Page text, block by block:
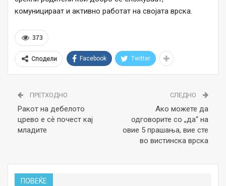
комуницираат и активно работат на својата врска.
373
Сподели Facebook Twitter
ПРЕТХОДНО
Ракот на дебелото
црево е сѐ почест кај
младите
СЛЕДНО
Ако можете да
одговорите со „да“ на
овие 5 прашања, вие сте
во вистинска врска
ПОВЕЌЕ